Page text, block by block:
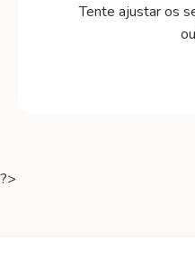
Tente ajustar os
?>